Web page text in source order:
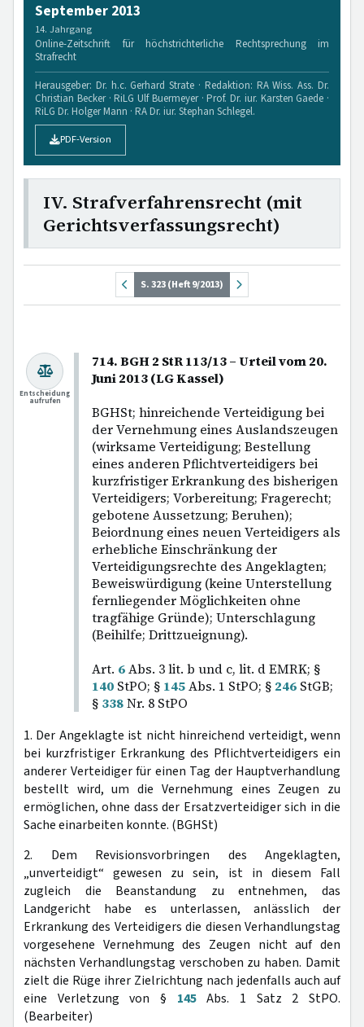
September 2013
14. Jahrgang
Online-Zeitschrift für höchstrichterliche Rechtsprechung im
Strafrecht
Herausgeber: Dr. h.c. Gerhard Strate · Redaktion: RA Wiss. Ass. Dr.
Christian Becker · RiLG Ulf Buermeyer · Prof. Dr. iur. Karsten Gaede ·
RiLG Dr. Holger Mann · RA Dr. iur. Stephan Schlegel.
PDF-Version
IV. Strafverfahrensrecht (mit
Gerichtsverfassungsrecht)
S. 323 (Heft 9/2013)
714. BGH 2 StR 113/13 – Urteil vom 20.
Juni 2013 (LG Kassel)
BGHSt; hinreichende Verteidigung bei
der Vernehmung eines Auslandszeugen
(wirksame Verteidigung; Bestellung
eines anderen Pflichtverteidigers bei
kurzfristiger Erkrankung des bisherigen
Verteidigers; Vorbereitung; Fragerecht;
gebotene Aussetzung; Beruhen);
Beiordnung eines neuen Verteidigers als
erhebliche Einschränkung der
Verteidigungsrechte des Angeklagten;
Beweiswürdigung (keine Unterstellung
fernliegender Möglichkeiten ohne
tragfähige Gründe); Unterschlagung
(Beihilfe; Drittzueignung).
Art. 6Abs. 3 lit. b und c, lit. d EMRK; §
140 StPO; § 145Abs. 1 StPO; § 246 StGB;
§ 338Nr. 8 StPO
Entscheidung
aufrufen
1. Der Angeklagte ist nicht hinreichend verteidigt, wenn
bei kurzfristiger Erkrankung des Pflichtverteidigers ein
anderer Verteidiger für einen Tag der Hauptverhandlung
bestellt wird, um die Vernehmung eines Zeugen zu
ermöglichen, ohne dass der Ersatzverteidiger sich in die
Sache einarbeiten konnte. (BGHSt)
2. Dem Revisionsvorbringen des Angeklagten,
„unverteidigt“ gewesen zu sein, ist in diesem Fall
zugleich die Beanstandung zu entnehmen, das
Landgericht habe es unterlassen, anlässlich der
Erkrankung des Verteidigers die diesen Verhandlungstag
vorgesehene Vernehmung des Zeugen nicht auf den
nächsten Verhandlungstag verschoben zu haben. Damit
zielt die Rüge ihrer Zielrichtung nach jedenfalls auch auf
eine Verletzung von § 145Abs. 1 Satz 2 StPO.
(Bearbeiter)